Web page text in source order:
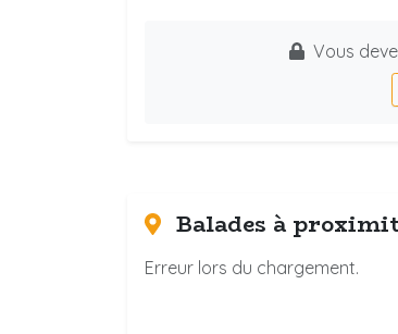
Vous
Balades à
Erreur lors du chargement.